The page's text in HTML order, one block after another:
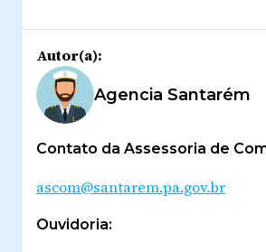
Autor(a):
Agencia Santarém
Contato da Assessoria de
ascom@santarem.pa.gov.br
Ouvidoria: